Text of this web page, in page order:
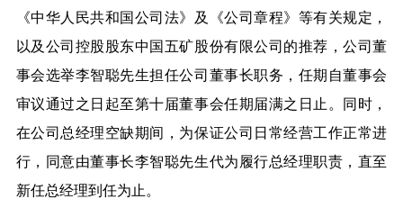
《中华人民共和国公司法》及《公司章程》等有关规定，
以及公司控股股东中国五矿股份有限公司的推荐，公司董
事会选举李智聪先生担任公司董事长职务 ，任期自董事会
审议通过之日起至第十届董事会任期届满之日止。同时，
在公司总经理空缺期间，为保证公司日常经营工作正常进
行，同意由董事长李智聪先生代为履行总经理职责，直至
新任总经理到任为止。